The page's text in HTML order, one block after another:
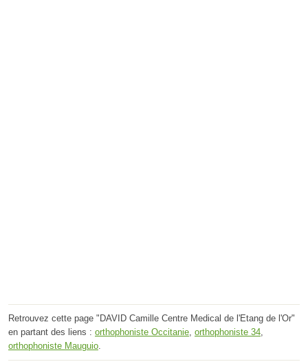
Retrouvez cette page "DAVID Camille Centre Medical de l'Etang de l'Or"
en partant des liens : orthophoniste Occitanie, orthophoniste 34,
orthophoniste Mauguio.